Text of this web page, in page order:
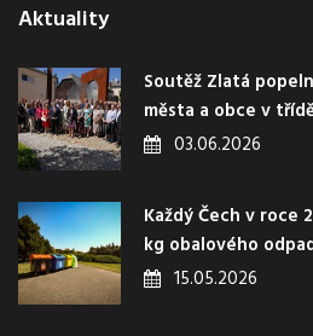
Aktuality
Soutěž Zlatá
města a obce v
03.06.2026
Každý Čech v roce
kg obalového
15.05.2026